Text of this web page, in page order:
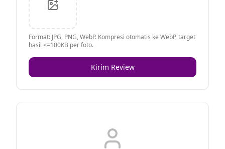
Format: JPG, PNG, WebP. Kompresi otomatis ke WebP, target
hasil <=100KB per foto.
Kirim Review